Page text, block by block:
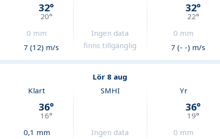
32°
20°
0 mm
7 (12) m/s
Ingen data
finns tillgänglig
32°
22°
0 mm
7 (- -) m/s
Lör 8 aug
Klart
36°
16°
0,1 mm
SMHI
Ingen data
Yr
36°
19°
0 mm